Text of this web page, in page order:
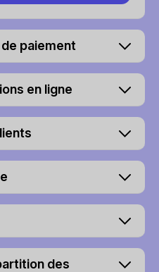
paiement
en ligne
des